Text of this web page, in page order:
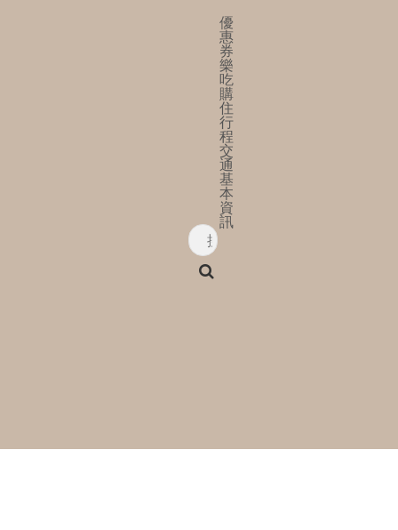
優
惠
券
樂
吃
購
住
行
程
交
通
基
本
資
訊